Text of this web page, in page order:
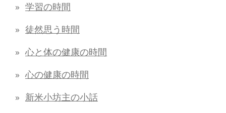
学習の時間
徒然思う時間
心と体の健康の時間
心の健康の時間
新米小坊主の小話